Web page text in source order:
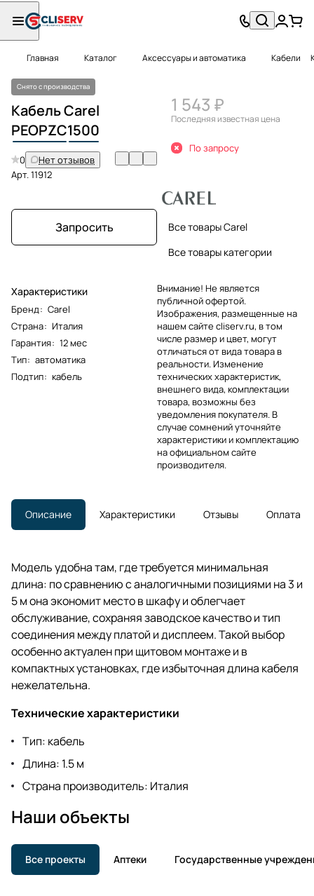
Главная Каталог Аксессуары и автоматика Кабели
Снято с производства
Кабель Carel
PEOPZC1500
0
Нет отзывов
Арт.11912
Запросить
Характеристики
Бренд: Carel
Страна: Италия
Гарантия: 12 мес
Тип: автоматика
Подтип: кабель
1 543 ₽
Последняя известная цена
По запросу
Все товары Carel
Все товары категории
Внимание! Не является
публичной офертой.
Изображения, размещенные на
нашем сайте cliserv.ru, в том
числе размер и цвет, могут
отличаться от вида товара в
реальности. Изменение
технических характеристик,
внешнего вида, комплектации
товара, возможны без
уведомления покупателя. В
случае сомнений уточняйте
характеристики и комплектацию
на официальном сайте
производителя.
Описание Характеристики Отзывы Оплата
Модель удобна там, где требуется минимальная
длина: по сравнению с аналогичными позициями на 3 и
5 м она экономит место в шкафу и облегчает
обслуживание, сохраняя заводское качество и тип
соединения между платой и дисплеем. Такой выбор
особенно актуален при щитовом монтаже и в
компактных установках, где избыточная длина кабеля
нежелательна.
Технические характеристики
Тип: кабель
Длина: 1.5 м
Страна производитель: Италия
Наши объекты
Все проекты Аптеки Государственные